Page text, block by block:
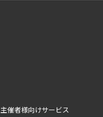
主催者様向けサービス